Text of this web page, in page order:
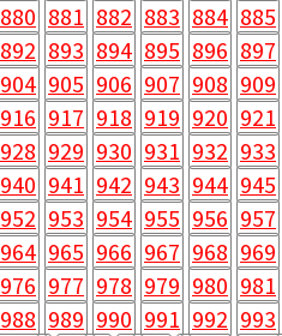
880 881 882 883 884 885
892 893 894 895 896 897
904 905 906 907 908 909
916 917 918 919 920 921
928 929 930 931 932 933
940 941 942 943 944 945
952 953 954 955 956 957
964 965 966 967 968 969
976 977 978 979 980 981
988 989 990 991 992 993